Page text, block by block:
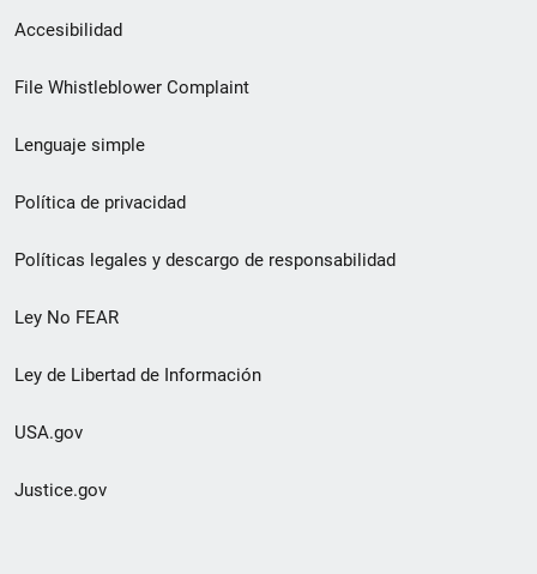
Menú
de
de
pie
de
página
Accesibilidad
File Whistleblower Complaint
Lenguaje simple
Política de privacidad
Políticas legales y descargo de responsabilidad
Ley No FEAR
Ley de Libertad de Información
USA.gov
Justice.gov